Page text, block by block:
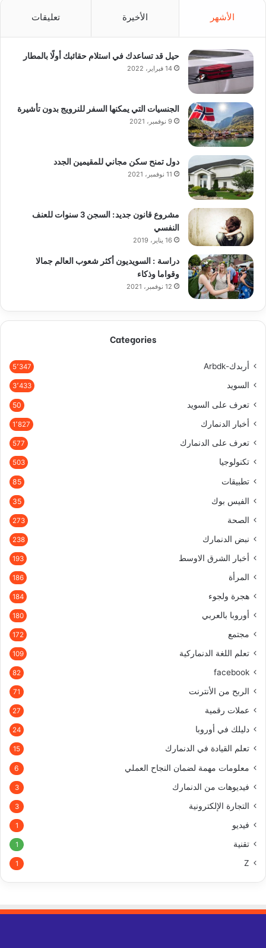
الأشهر الأخيرة تعليقات
حيل قد تساعدك في استلام حقائبك أولًا بالمطار
14 فبراير، 2022
الجنسيات التي يمكنها السفر للنرويج بدون تأشيرة
9 نوفمبر، 2021
دول تمنح سكن مجاني للمقيمين الجدد
11 نوفمبر، 2021
مشروع قانون جديد: السجن 3 سنوات للعنف
النفسي
16 يناير، 2019
دراسة : السويديون أكثر شعوب العالم جمالا
وقواما وذكاء
12 نوفمبر، 2021
Categories
أربدك-Arbdk 5٬347
السويد 3٬433
تعرف على السويد 50
أخبار الدنمارك 1٬827
تعرف على الدنمارك 577
تكنولوجيا 503
تطبيقات 85
الفيس بوك 35
الصحة 273
نبض الدنمارك 238
أخبار الشرق الاوسط 193
المرأة 186
هجرة ولجوء 184
أوروبا بالعربي 180
مجتمع 172
تعلم اللغة الدنماركية 109
facebook
82
الربح من الأنترنت 71
عملات رقمية 27
دليلك في أوروبا 24
تعلم القيادة في الدنمارك 15
معلومات مهمة لضمان النجاح العملي 6
فيديوهات من الدنمارك 3
التجارة الإلكترونية 3
فيديو 1
تقنية 1
Z
1